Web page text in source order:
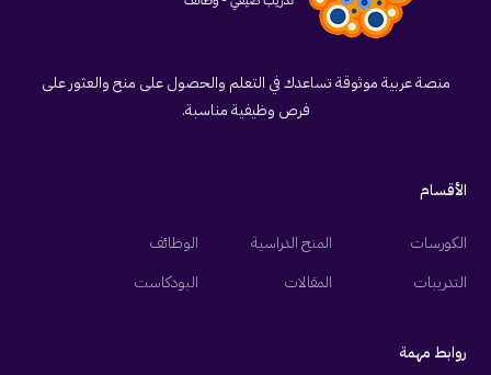
منصة عربية موثوقة تساعدك في التعلم والحصول على منح والعثور على
فرص وظيفية مناسبة.
الأقسام
الكورسات المنح الدراسية
الوظائف
التدريبات
المقالات البودكاست
روابط مهمة